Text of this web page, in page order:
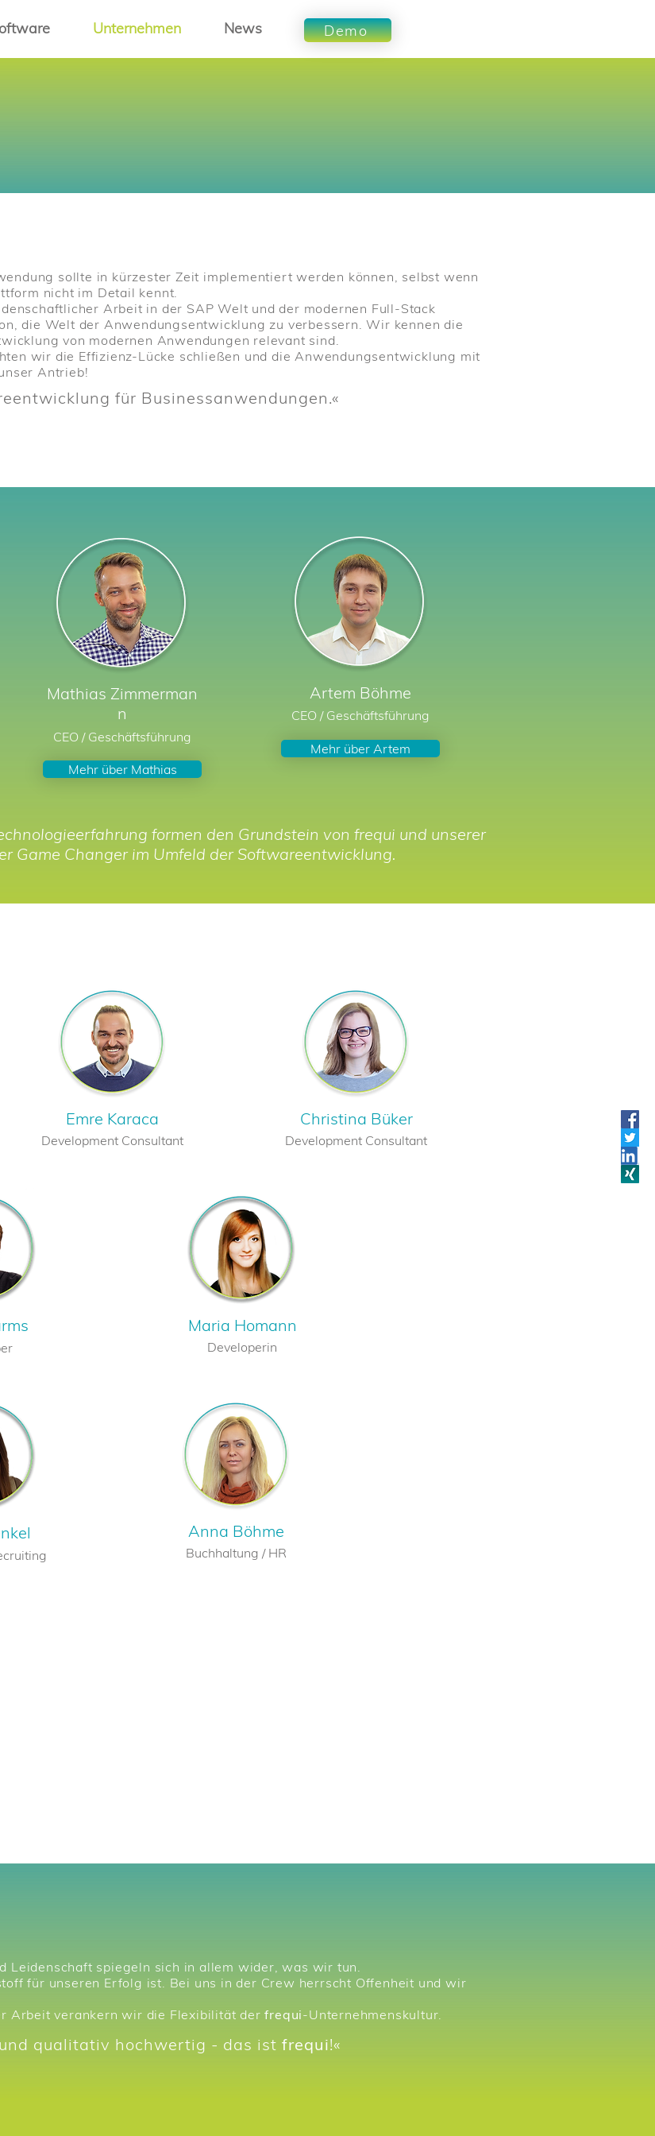
Unternehmen News Demo
sollte in kürzester Zeit implementiert werden können, selbst wenn
nicht im Detail kennt.
Arbeit in der SAP Welt und der modernen Full-Stack
die Welt der Anwendungsentwicklung zu verbessern. Wir kennen die
von modernen Anwendungen relevant sind.
wir die Effizienz-Lücke schließen und die Anwendungsentwicklung mit
Antrieb!
für Businessanwendungen.«
Mathias Zimmerman
n
CEO / Geschäftsführung
Mehr über Mathias
Artem Böhme
CEO / Geschäftsführung
Mehr über Artem
formen den Grundstein von frequi und unserer
Game Changer im Umfeld der Softwareentwicklung.
Emre Karaca
Development Consultant
Christina Büker
Development Consultant
Maria Homann
Developerin
Anna Böhme
Buchhaltung / HR
Leidenschaft spiegeln sich in allem wider, was wir tun.
für unseren Erfolg ist. Bei uns in der Crew herrscht Offenheit und wir
Arbeit verankern wir die Flexibilität derfrequi-Unternehmenskultur.
qualitativ hochwertig - das ist frequi!«